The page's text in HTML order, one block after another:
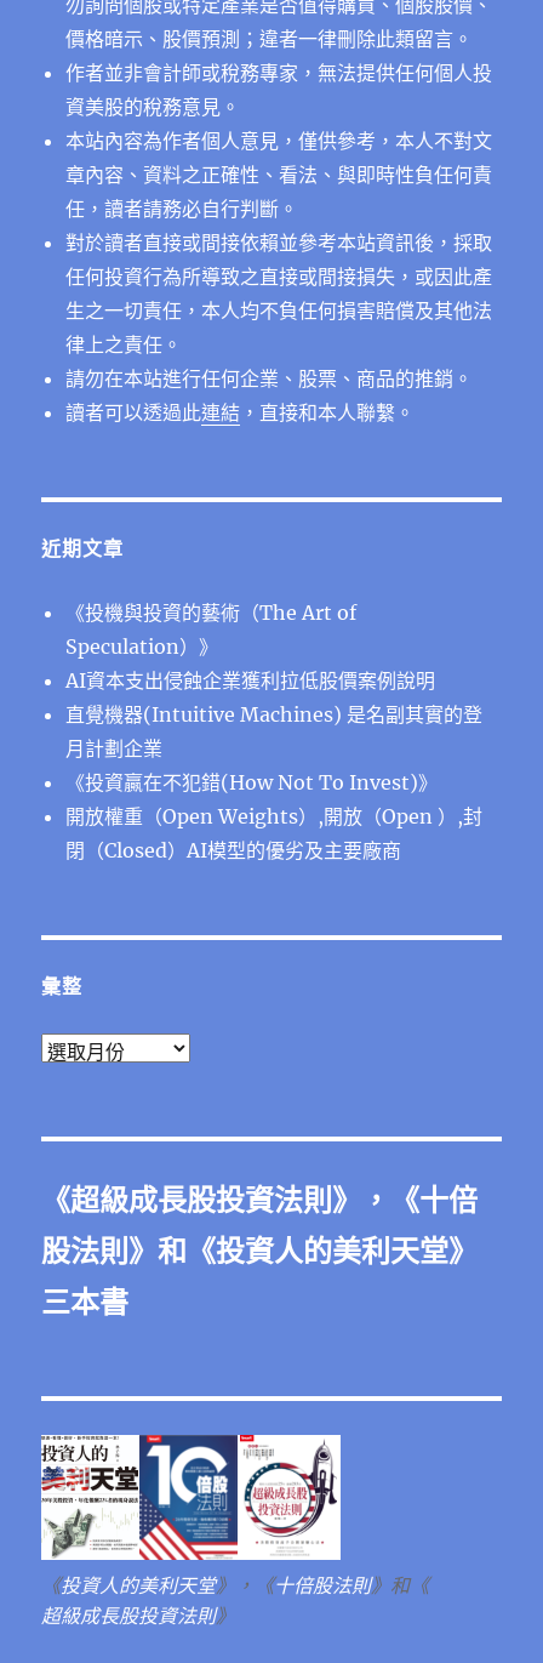
勿詢問個股或特定產業是否值得購買、個股股價、
價格暗示、股價預測；違者一律刪除此類留言。
作者並非會計師或稅務專家，無法提供任何個人投
資美股的稅務意見。
本站內容為作者個人意見，僅供參考，本人不對文
章內容、資料之正確性、看法、與即時性負任何責
任，讀者請務必自行判斷。
對於讀者直接或間接依賴並參考本站資訊後，採取
任何投資行為所導致之直接或間接損失，或因此產
生之一切責任，本人均不負任何損害賠償及其他法
律上之責任。
請勿在本站進行任何企業、股票、商品的推銷。
讀者可以透過此連結 ，直接和本人聯繫。
近期文章
《投機與投資的藝術（The Art of
Speculation）》
AI資本支出侵蝕企業獲利拉低股價案例說明
直覺機器(Intuitive Machines) 是名副其實的登
月計劃企業
《投資贏在不犯錯(How Not To Invest)》
開放權重（Open Weights）,開放（Open ）,封
閉（Closed）AI模型的優劣及主要廠商
彙整
彙
《超級成長股投資法則 》，《十倍
股法則 》和《投資人的美利天堂》
三本書
《投資人的美利天堂》，《十倍股法則》和《
超級成長股投資法則》